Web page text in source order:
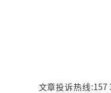
文章投诉热线:157